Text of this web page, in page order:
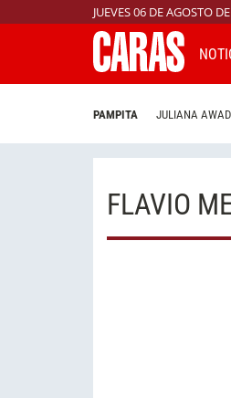
JUEVES 06 DE AGOSTO
PAMPITA JULIANA
FLAVIO